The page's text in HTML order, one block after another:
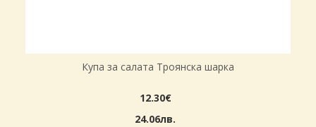
Купа за салата Троянска шарка
12.30€
24.06лв.